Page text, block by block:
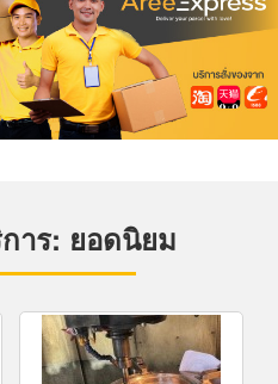
าร: ยอดนิยม